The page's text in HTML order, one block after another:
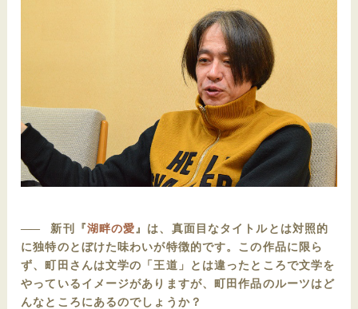
―― 新刊『湖畔の愛 』は、真面目なタイトルとは対照的
に独特のとぼけた味わいが特徴的です。この作品に限ら
ず、町田さんは文学の「王道」とは違ったところで文学を
やっているイメージがありますが、町田作品のルーツはど
んなところにあるのでしょうか？